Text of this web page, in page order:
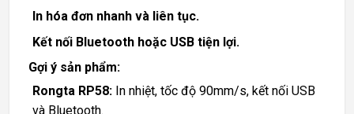
In hóa đơn nhanh và liên tục.
Kết nối Bluetooth hoặc USB tiện lợi.
Gợi ý sản phẩm:
Rongta RP58:In nhiệt, tốc độ 90mm/s, kết nối USB
và Bluetooth.